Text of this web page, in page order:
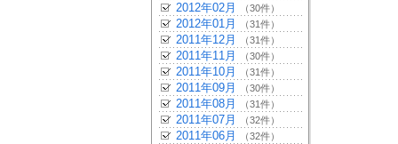
2012年02月 （30件）
2012年01月 （31件）
2011年12月 （31件）
2011年11月 （30件）
2011年10月 （31件）
2011年09月 （30件）
2011年08月 （31件）
2011年07月 （32件）
2011年06月 （32件）